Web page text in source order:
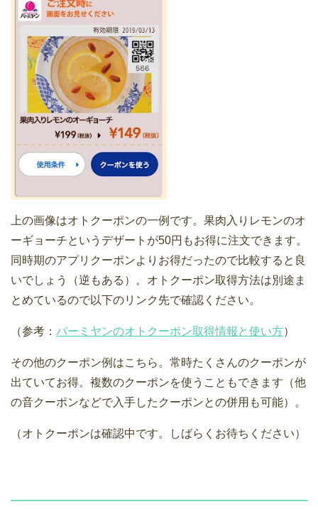
上の画像はオトクーポンの一例です。果肉入りレモンのオ
ーギョーチというデザートが50円もお得に注文できます。
同時期のアプリクーポンよりお得だったので比較すると良
いでしょう（逆もある）。オトクーポン取得方法は別途ま
とめているので以下のリンク先で確認ください。
（参考： バーミヤンのオトクーポン取得情報と使い方）
その他のクーポン例はこちら。常時たくさんのクーポンが
出ていてお得。複数のクーポンを使うこともできます（他
の音クーポンなどで入手したクーポンとの併用も可能）。
（オトクーポンは確認中です。しばらくお待ちください）